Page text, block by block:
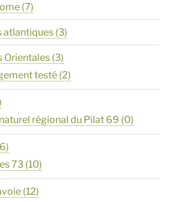
(7)
atlantiques (3)
Orientales (3)
testé (2)
régional du Pilat 69 (0)
73 (10)
(12)